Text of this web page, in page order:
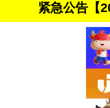
紧急公告【